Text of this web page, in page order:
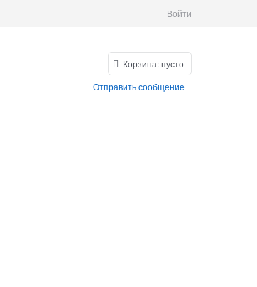
Войти
Корзина:пусто
Отправить сообщение